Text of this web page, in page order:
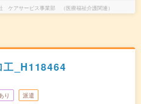
ケアサービス事業部 （医療福祉介護関連）
工_H118464
り 派遣